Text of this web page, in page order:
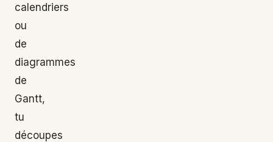
calendriers
ou
de
diagrammes
de
Gantt,
tu
découpes